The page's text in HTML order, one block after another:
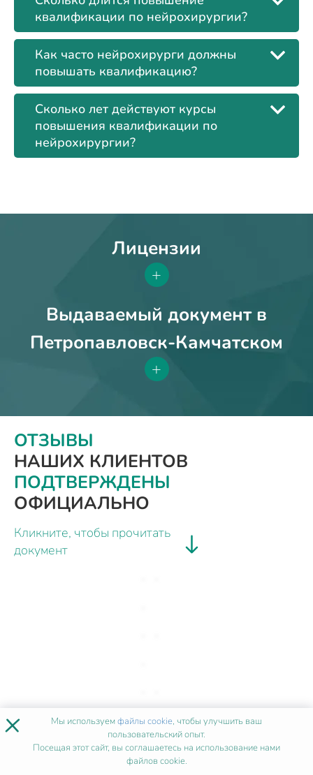
квалификации по нейрохирургии?
Как часто нейрохирурги должны
повышать квалификацию?
Сколько лет действуют курсы
повышения квалификации по
нейрохирургии?
Лицензии
+
Выдаваемый документ в
Петропавловск-Камчатском
+
ОТЗЫВЫ
НАШИХ КЛИЕНТОВ
ПОДТВЕРЖДЕНЫ
ОФИЦИАЛЬНО
Кликните, чтобы прочитать
документ
× Мы используемфайлы cookie, чтобы улучшить ваш
пользовательский опыт.
Посещая этот сайт, вы соглашаетесь на использование нами
файлов cookie.